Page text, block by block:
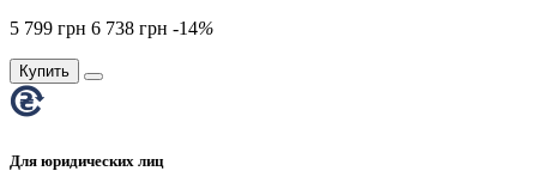
5 799 грн 6 738 грн -14%
Купить
Для юридических лиц